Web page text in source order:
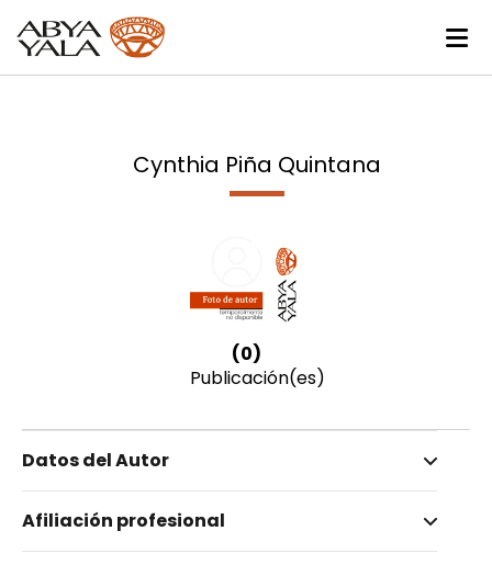
Cynthia Piña Quintana
(0)
Publicación(es)
Datos del Autor
Piña Quintana, Cynthia
Afiliación profesional